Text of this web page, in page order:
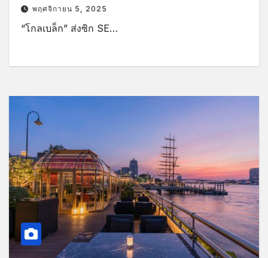
พฤศจิกายน 5, 2025
“โกลเบล็ก” ส่งซิก SE…